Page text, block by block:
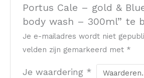
Portus Cale – gold &
body wash – 300ml” te
Je e-mailadres wordt niet
velden zijn gemarkeerd met *
Je waardering *